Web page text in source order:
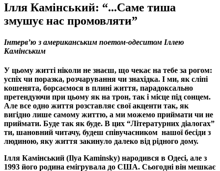
Ілля Камінський: “...Саме тиша
змушує нас промовляти”
Інтерв’ю з американським поетом-одеситом Іллею
Камінським
У цьому житті ніколи не знаєш, що чекає на тебе за рогом:
успіх чи поразка, розчарування чи знахідка. І ми, як сліпі
кошенята, борсаємося в плині життя, парадоксально
претендуючи при цьому як на трон, так і місце під сонцем.
Але все одно життя розставляє свої акценти так, як
вигідно лише самому життю, а ми можемо приймати чи не
приймати. Буде так як буде. В цих “Літературних діалогах”
ти, шановний читачу, будеш співучасником нашої бесіди з
людиною, яку життя закинуло далеко від рідного дому.
Ілля Камінський (Ilya Kaminsky) народився в Одесі, але з
1993 його родина емігрувала до США. Сьогодні він мешкає